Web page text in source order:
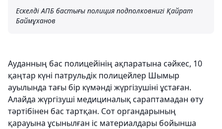
Ескелді АПБ бастығы полиция подполковнигі Қайрат
Баймұханов
Ауданның бас полицейінің ақпаратына сәйкес, 10
қаңтар күні патрульдік полицейлер Шымыр
ауылында тағы бір күмәнді жүргізушіні ұстаған.
Алайда жүргізуші медициналық сараптамадан өту
тәртібінен бас тартқан. Сот органдарының
қарауына ұсынылған іс материалдары бойынша